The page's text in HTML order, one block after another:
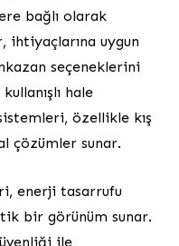
bağlı olarak
uygun
seçeneklerini
hale
özellikle kış
çözümler sunar.
enerji tasarrufu
bir görünüm sunar.
ile